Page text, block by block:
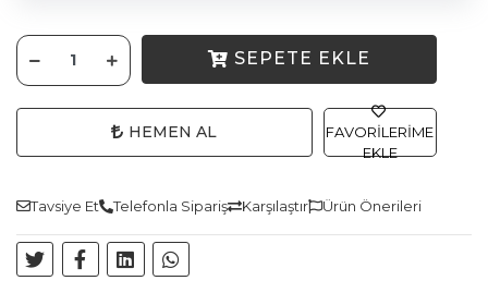
SEPETE EKLE
HEMEN AL
FAVORILERIME
EKLE
Tavsiye Et Telefonla Sipariş Karşılaştır Ürün Önerileri